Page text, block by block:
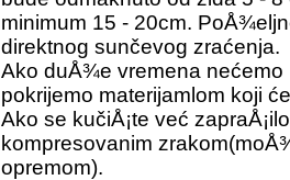
minimum 15 - 20cm.
direktnog sunčevog zraćenja.
Ako duÅ¾e vremena nećemo
pokrijemo materijamlom koji
Ako se kučiÅ¡te već
kompresovanim
opremom).